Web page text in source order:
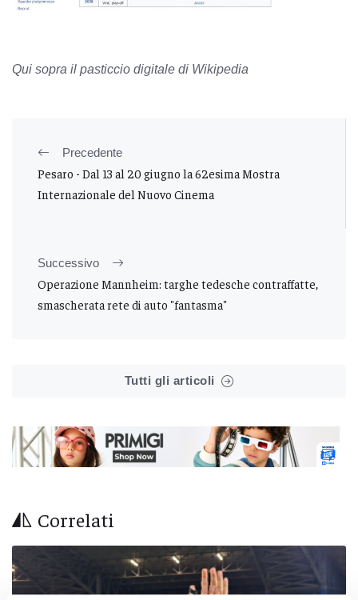
Qui sopra il pasticcio digitale di Wikipedia
Precedente
Pesaro - Dal 13 al 20 giugno la 62esima Mostra
Internazionale del Nuovo Cinema
Successivo
Operazione Mannheim: targhe tedesche contraffatte,
smascherata rete di auto "fantasma"
Tutti gli articoli
Correlati